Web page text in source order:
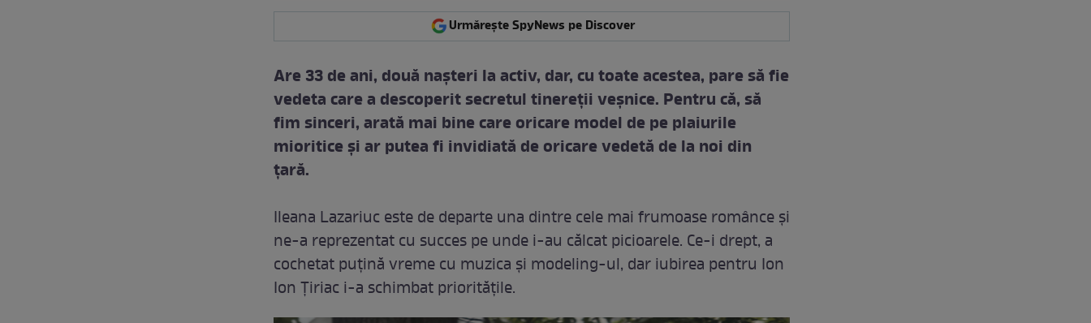
Urmărește SpyNews pe Discover
Are 33 de ani, două nașteri la activ, dar, cu toate acestea, pare să fie
vedeta care a descoperit secretul tinereții veșnice. Pentru că, să
fim sinceri, arată mai bine care oricare model de pe plaiurile
mioritice și ar putea fi invidiată de oricare vedetă de la noi din
țară.
Ileana Lazariuc este de departe una dintre cele mai frumoase românce şi
ne-a reprezentat cu succes pe unde i-au călcat picioarele. Ce-i drept, a
cochetat puţină vreme cu muzica şi modeling-ul, dar iubirea pentru Ion
Ion Ţiriac i-a schimbat priorităţile.